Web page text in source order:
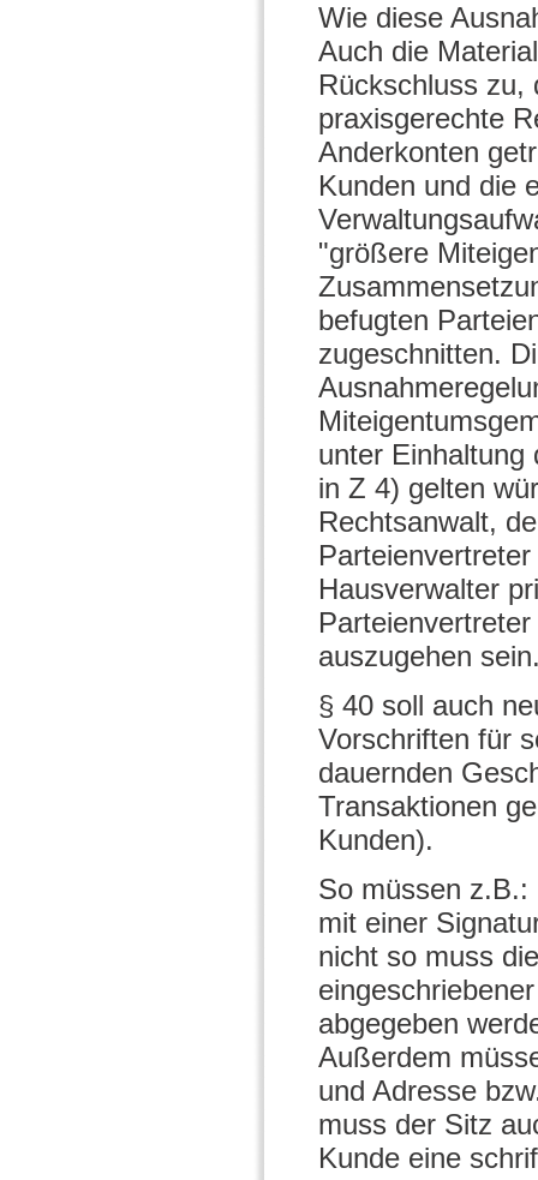
Wie diese
Auch die
Rückschluss zu,
praxisgerechte
Anderkonten
Kunden und die
"größere
befugten
zugeschnitten.
unter Einhaltung
in Z 4) gelten
Rechtsanwalt,
Hausverwalter
auszugehen
§ 40 soll auch
Vorschriften für
dauernden
Transaktionen
Kunden).
So müssen z.B.:
mit einer
nicht so muss
abgegeben
Außerdem
und Adresse
muss der Sitz
Kunde eine